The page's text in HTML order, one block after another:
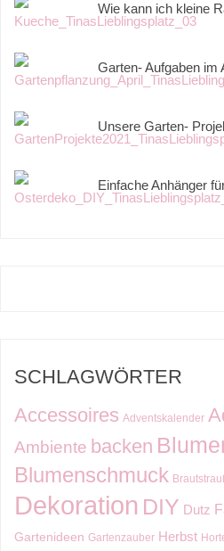
Wie kann ich kleine
Garten- Aufgaben im
Unsere Garten-
Einfache Anhänger
SCHLAGWÖRTER
Accessoires Adventskalender
Ambiente backen
Blumenschmuck
Dekoration DIY Dutz
Gartenideen Gartenzauber Herbst